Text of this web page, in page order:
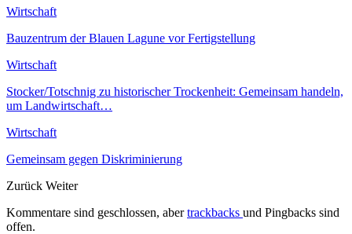
Wirtschaft
Bauzentrum der Blauen Lagune vor Fertigstellung
Wirtschaft
Stocker/Totschnig zu historischer Trockenheit: Gemeinsam handeln,
um Landwirtschaft…
Wirtschaft
Gemeinsam gegen Diskriminierung
Zurück Weiter
Kommentare sind geschlossen, abertrackbacks und Pingbacks sind
offen.